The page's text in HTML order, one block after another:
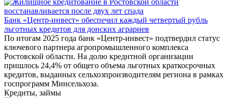
Банк «Центр-инвест» обеспечил каждый четвертый рубль
льготных кредитов для донских аграриев
По итогам 2025 года банк «Центр-инвест» подтвердил статус
ключевого партнера агропромышленного комплекса
Ростовской области. На долю кредитной организации
пришлось 24,4% от общего объема льготных краткосрочных
кредитов, выданных сельхозпроизводителям региона в рамках
госпрограмм Минсельхоза.
Кредиты, займы